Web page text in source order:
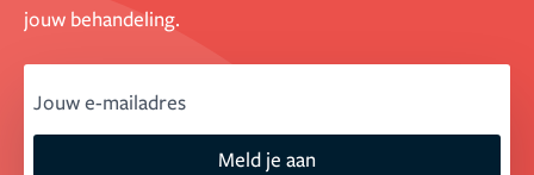
jouw behandeling.
Meld je aan